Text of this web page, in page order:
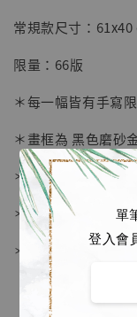
單
登入會
NT$ 5,580
常規款尺寸：
限量：66版
＊每一幅皆有手寫
＊畫框為 黑色磨砂
＊愛普生原裝墨水微
＊表面配有防塵透
＊背面爲黑色防潮背